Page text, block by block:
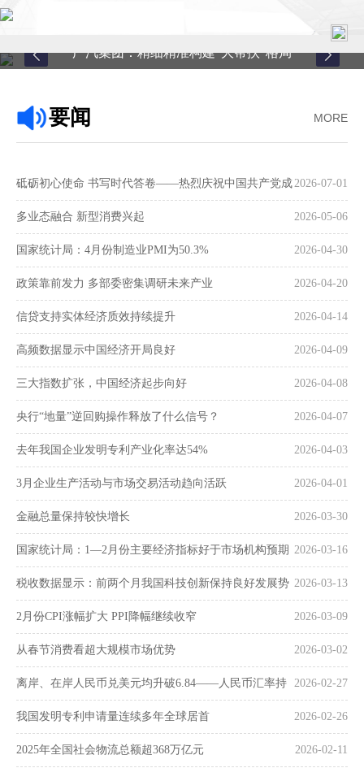
关于中心
县域服务
案例中心
联系我们
在线留言
广汽集团：精细精准构建“大帮扶”格局
MORE
要闻
2026-07-01
砥砺初心使命 书写时代答卷——热烈庆祝中国共产党成
立105周年 2026-05-06
多业态融合 新型消费兴起
2026-04-30
国家统计局：4月份制造业PMI为50.3%
2026-04-20
政策靠前发力 多部委密集调研未来产业
2026-04-14
信贷支持实体经济质效持续提升
2026-04-09
高频数据显示中国经济开局良好
2026-04-08
三大指数扩张，中国经济起步向好
2026-04-07
央行“地量”逆回购操作释放了什么信号？
2026-04-03
去年我国企业发明专利产业化率达54%
2026-04-01
3月企业生产活动与市场交易活动趋向活跃
2026-03-30
金融总量保持较快增长
2026-03-16
国家统计局：1—2月份主要经济指标好于市场机构预期
2026-03-13
税收数据显示：前两个月我国科技创新保持良好发展势
头 2026-03-09
2月份CPI涨幅扩大 PPI降幅继续收窄
2026-03-02
从春节消费看超大规模市场优势
2026-02-27
离岸、在岸人民币兑美元均升破6.84——人民币汇率持
续走强 2026-02-26
我国发明专利申请量连续多年全球居首
2026-02-11
2025年全国社会物流总额超368万亿元